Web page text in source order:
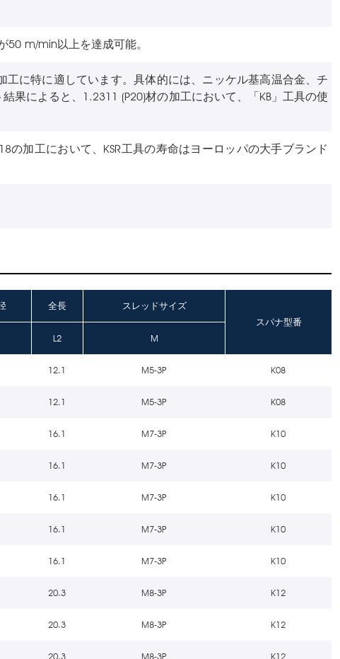
50 m/min以上を達成可能。
に特に適しています。具体的には、ニッケル基高温合金、チ
果によると、1.2311 (P20)材の加工において、「KB」工具の使
加工において、KSR工具の寿命はヨーロッパの大手ブランド
全長
スレッドサイズ
スパナ型番
L2 M
12.1 M5-3P K08
12.1 M5-3P K08
16.1 M7-3P K10
16.1 M7-3P K10
16.1 M7-3P K10
16.1 M7-3P K10
16.1 M7-3P K10
20.3 M8-3P K12
20.3 M8-3P K12
20.3 M8-3P K12